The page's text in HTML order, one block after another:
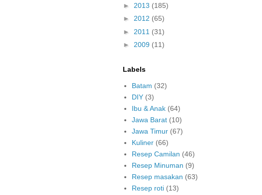
► 2013 (185)
► 2012 (65)
► 2011 (31)
► 2009 (11)
Labels
Batam (32)
DIY (3)
Ibu & Anak (64)
Jawa Barat (10)
Jawa Timur (67)
Kuliner (66)
Resep Camilan (46)
Resep Minuman (9)
Resep masakan (63)
Resep roti (13)